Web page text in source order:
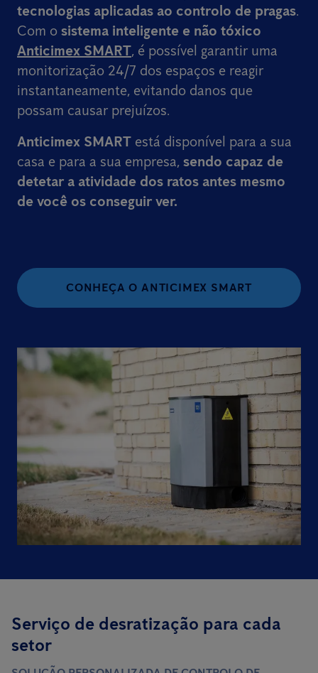
tecnologias aplicadas ao controlo de pragas.
Com o sistema inteligente e não tóxico
Anticimex SMART, é possível garantir uma
monitorização 24/7 dos espaços e reagir
instantaneamente, evitando danos que
possam causar prejuízos.
Anticimex SMART está disponível para a sua
casa e para a sua empresa, sendo capaz de
detetar a atividade dos ratos antes mesmo
de você os conseguir ver.
CONHEÇA O ANTICIMEX SMART
Serviço de desratização para cada
setor